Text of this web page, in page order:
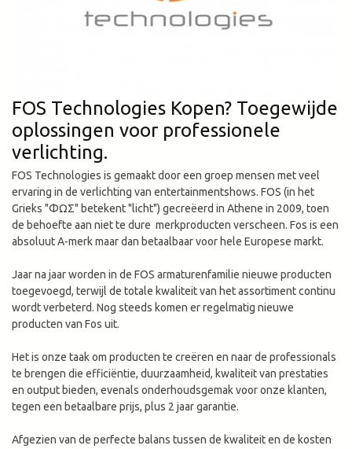
FOS Technologies Kopen? Toegewijde
oplossingen voor professionele
verlichting.
FOS Technologies is gemaakt door een groep mensen met veel
ervaring in de verlichting van entertainmentshows. FOS (in het
Grieks "ΦΩΣ" betekent "licht") gecreëerd in Athene in 2009, toen
de behoefte aan niet te dure merkproducten verscheen. Fos is een
absoluut A-merk maar dan betaalbaar voor hele Europese markt.
Jaar na jaar worden in de FOS armaturenfamilie nieuwe producten
toegevoegd, terwijl de totale kwaliteit van het assortiment continu
wordt verbeterd. Nog steeds komen er regelmatig nieuwe
producten van Fos uit.
Het is onze taak om producten te creëren en naar de professionals
te brengen die efficiëntie, duurzaamheid, kwaliteit van prestaties
en output bieden, evenals onderhoudsgemak voor onze klanten,
tegen een betaalbare prijs, plus 2 jaar garantie.
Afgezien van de perfecte balans tussen de kwaliteit en de kosten